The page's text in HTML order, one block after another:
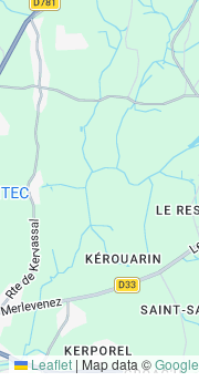
Leaflet | Map data ©Google